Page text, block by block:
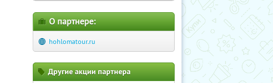
О партнере:
hohlomatour.ru
Другие акции партнера